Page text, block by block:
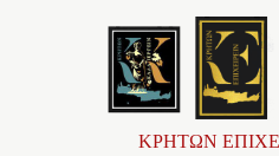
ΚΡΗΤΩΝ